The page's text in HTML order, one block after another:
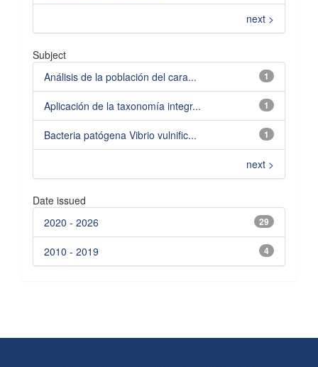
next >
Subject
1
Análisis de la población del cara...
1
Aplicación de la taxonomía integr...
1
Bacteria patógena Vibrio vulnific...
next >
Date issued
29
2020 - 2026
4
2010 - 2019